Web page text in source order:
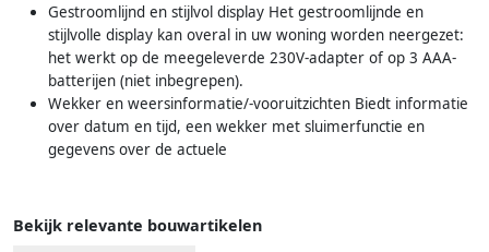
Gestroomlijnd en stijlvol display Het gestroomlijnde en
stijlvolle display kan overal in uw woning worden neergezet:
het werkt op de meegeleverde 230V-adapter of op 3 AAA-
batterijen (niet inbegrepen).
Wekker en weersinformatie/-vooruitzichten Biedt informatie
over datum en tijd, een wekker met sluimerfunctie en
gegevens over de actuele
Bekijk relevante bouwartikelen